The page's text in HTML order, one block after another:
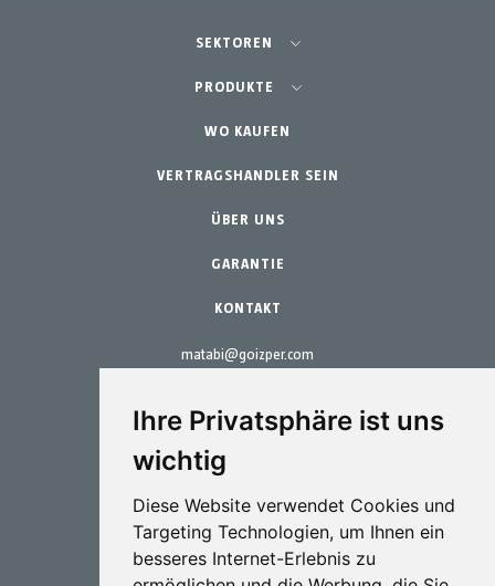
Ihre Privatsphäre ist uns
wichtig
Diese Website verwendet Cookies und
Targeting Technologien, um Ihnen ein
besseres Internet-Erlebnis zu
matabi@goizper.com
Sprütechnik
SEKTOREN
Landwirtschaft - Obst- und Gemüseanbau
Schrebergarten
Professioneller Gartenbau
Gartenbau & Heim
PRODUKTE
Teams
Zubehör
Ersatzteile
Wartungs-Kits
WO KAUFEN
VERTRAGSHANDLER SEIN
ÜBER UNS
GARANTIE
KONTAKT